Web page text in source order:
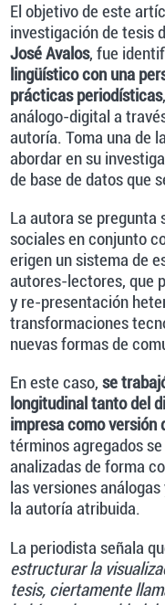
El objetivo de este
investigación de tesis
José Avalos, fue
lingüístico con una
prácticas periodísticas
análogo-digital a
autoría. Toma una de
abordar en su
de base de datos que
La autora se pregunta
sociales en conjunto
erigen un sistema de
autores-lectores, que
y re-presentación
transformaciones
nuevas formas de
En este caso,se
longitudinal tanto del
impresa como
términos agregados
analizadas de forma
las versiones
la autoría atribuida.
La periodista señala
estructurar la
tesis, ciertamente